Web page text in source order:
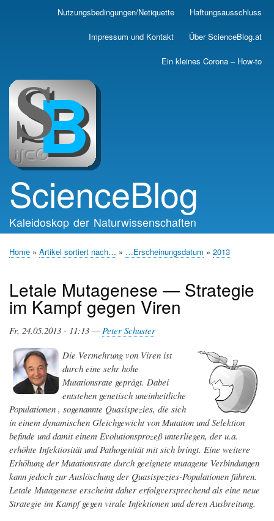
Skip
main
Nutzungsbedingungen/Netiquette Haftungsausschluss
Impressum und Kontakt Über ScienceBlog.at
Ein kleines Corona – How-to
ScienceBlog
Kaleidoskop der Naturwissenschaften
Home Artikel sortiert nach… …Erscheinungsdatum 2013
Letale Mutagenese — Strategie
im Kampf gegen Viren
Fr, 24.05.2013 - 11:13 —Peter Schuster
Die Vermehrung von Viren ist
durch eine sehr hohe
Mutationsrate geprägt. Dabei
entstehen genetisch uneinheitliche
Populationen , sogenannte Quasispezies, die sich
in einem dynamischen Gleichgewicht von Mutation und Selektion
befinde und damit einem Evolutionsprozeß unterliegen, der u.a.
erhöhte Infektiosität und Pathogenität mit sich bringt. Eine weitere
Erhöhung der Mutationsrate durch geeignete mutagene Verbindungen
kann jedoch zur Auslöschung der Quasispezies-Populationen führen.
Letale Mutagenese erscheint daher erfolgversprechend als eine neue
Strategie im Kampf gegen virale Infektionen und deren Ausbreitung.